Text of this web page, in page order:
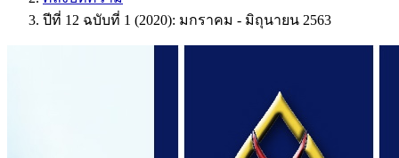
ปีที่ 12 ฉบับที่ 1 (2020): มกราคม - มิถุนายน 2563